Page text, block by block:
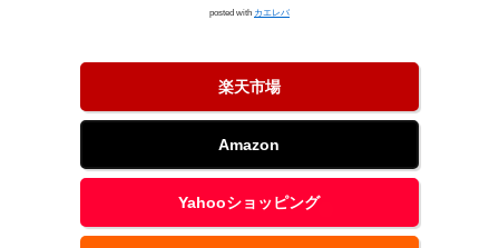
posted with カエレバ
楽天市場
Amazon
Yahooショッピング